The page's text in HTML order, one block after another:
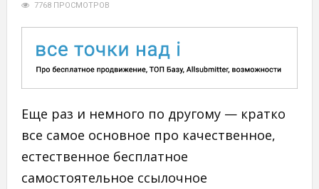
7768 ПРОСМОТРОВ
Еще раз и немного по другому — кратко
все самое основное про качественное,
естественное бесплатное
самостоятельное ссылочное